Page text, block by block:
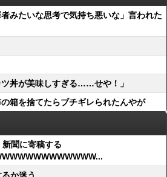
みたいな思考で気持ち悪いな」言われた
丼が美味しすぎる……せや！」
箱を捨てたらブチギレられたんやが
新聞に寄稿する